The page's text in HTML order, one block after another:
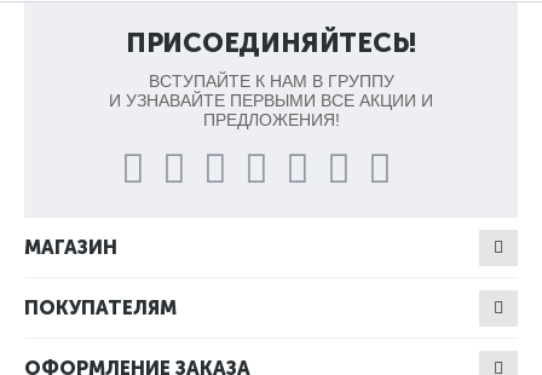
ПРИСОЕДИНЯЙТЕСЬ!
ВСТУПАЙТЕ К НАМ В ГРУППУ
И УЗНАВАЙТЕ ПЕРВЫМИ ВСЕ АКЦИИ И
ПРЕДЛОЖЕНИЯ!
МАГАЗИН
ПОКУПАТЕЛЯМ
ОФОРМЛЕНИЕ ЗАКАЗА